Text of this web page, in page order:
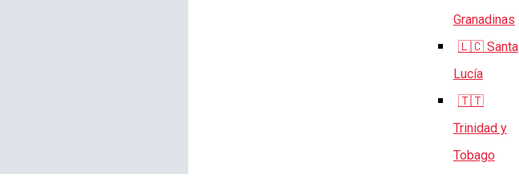
Granadinas
🇱🇨 Santa
Lucía
🇹🇹
Trinidad y
Tobago